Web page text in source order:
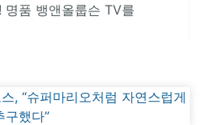
품 뱅앤올룹슨 TV를